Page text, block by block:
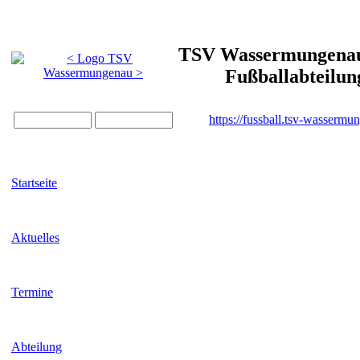
TSV
https://fussball.tsv-
Startseite
Aktuelles
Termine
Abteilung